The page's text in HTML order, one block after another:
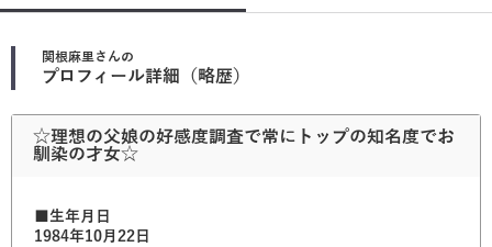
関根麻里さんの
プロフィール詳細（略歴）
☆理想の父娘の好感度調査で常にトップの知名度でお
馴染の才女☆
■生年月日
1984年10月22日